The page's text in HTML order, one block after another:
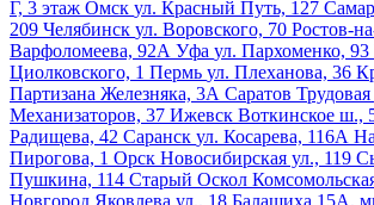
Г, 3 этаж Омск ул. Красный Путь, 127
209 Челябинск ул. Воровского, 70 Ростов-
Варфоломеева, 92А Уфа ул. Пархоменко, 93
Циолковского, 1 Пермь ул. Плеханова, 36
Партизана Железняка, 3А Саратов
Механизаторов, 37 Ижевск Воткинское ш.,
Радищева, 42 Саранск ул. Косарева, 116А
Пирогова, 1 Орск Новосибирская ул., 119
Пушкина, 114 Старый Оскол
Новгород Яковлева ул., 18 Балашиха 15А,